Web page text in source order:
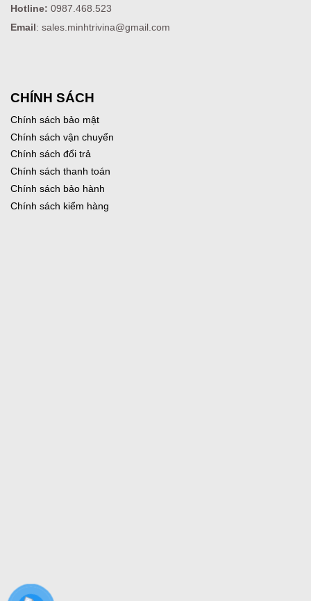
Hotline: 0987.468.523
Email : sales.minhtrivina@gmail.com
CHÍNH SÁCH
Chính sách bảo mật
Chính sách vận chuyển
Chính sách đổi trả
Chính sách thanh toán
Chính sách bảo hành
Chính sách kiểm hàng